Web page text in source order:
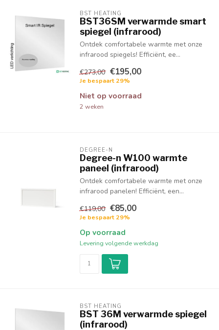
BST HEATING
BST36SM verwarmde smart
spiegel (infrarood)
Ontdek comfortabele warmte met onze
infrarood spiegels! Efficiënt, ee...
€273,00 €195,00
Je bespaart 29%
Niet op voorraad
2 weken
DEGREE-N
Degree-n W100 warmte
paneel (infrarood)
Ontdek comfortabele warmte met onze
infrarood panelen! Efficiënt, een...
€119,00 €85,00
Je bespaart 29%
Op voorraad
Levering volgende werkdag
BST HEATING
BST 36M verwarmde spiegel
(infrarood)